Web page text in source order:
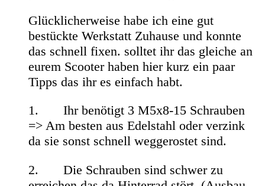
Glücklicherweise habe ich eine gut
bestückte Werkstatt Zuhause und konnte
das schnell fixen. solltet ihr das gleiche an
eurem Scooter haben hier kurz ein paar
Tipps das ihr es einfach habt.
1. Ihr benötigt 3 M5x8-15 Schrauben
=> Am besten aus Edelstahl oder verzink
da sie sonst schnell weggerostet sind.
2. Die Schrauben sind schwer zu